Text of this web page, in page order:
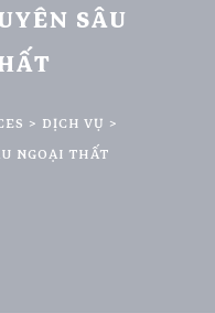
SÂU
> DỊCH VỤ >
NGOẠI THẤT